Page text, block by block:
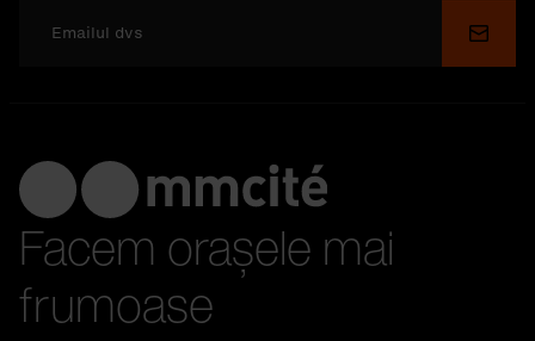
Facem orașele mai
frumoase